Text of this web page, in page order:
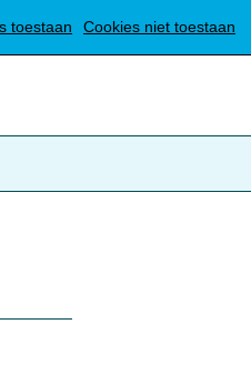
toestaan Cookies niet toestaan